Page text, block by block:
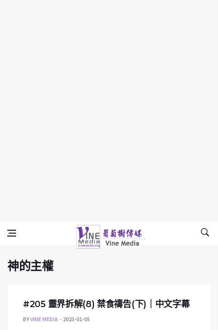
神的主權
Vine Media
葡萄樹傳媒
神的主權
#205 靈界拆解(8) 禁食禱告(下)｜中文字幕
BYVINE MEDIA 2023-01-05